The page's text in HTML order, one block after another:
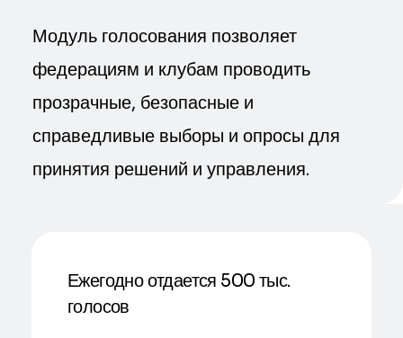
Модуль голосования позволяет
федерациям и клубам проводить
прозрачные, безопасные и
справедливые выборы и опросы для
принятия решений и управления.
Ежегодно отдается 500 тыс.
голосов